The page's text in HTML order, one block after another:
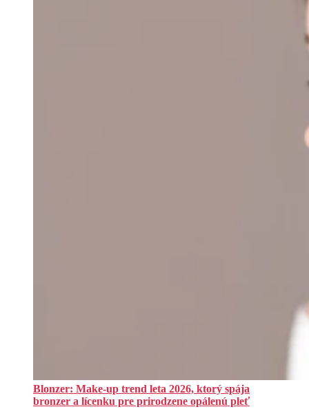
Blonzer: Make-up trend leta 2026, ktorý spája
bronzer a lícenku pre prirodzene opálenú pleť